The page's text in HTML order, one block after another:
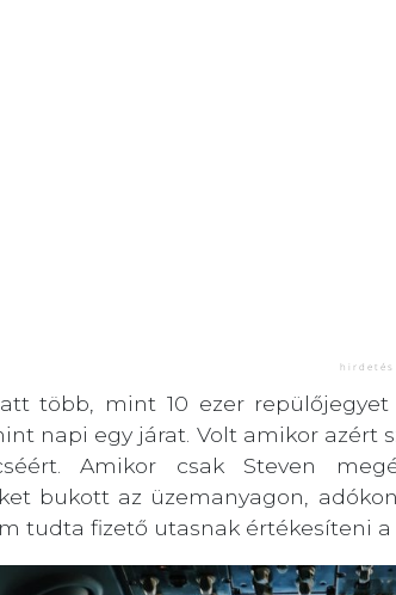
több, mint 10 ezer
napi egy járat. Volt amikor azért
Amikor csak Steven
bukott az üzemanyagon,
tudta fizető utasnak értékesíteni a